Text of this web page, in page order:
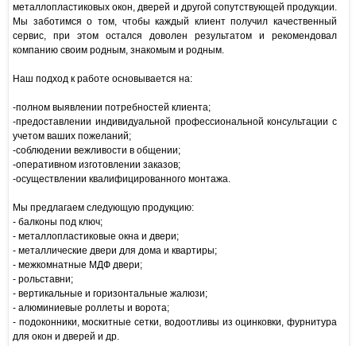
металлопластиковых окон, дверей и другой сопутствующей продукции.
Мы заботимся о том, чтобы каждый клиент получил качественный
сервис, при этом остался доволен результатом и рекомендовал
компанию своим родным, знакомым и родным.
Наш подход к работе основывается на:
-полном выявлении потребностей клиента;
-предоставлении индивидуальной профессиональной консультации с
учетом ваших пожеланий;
-соблюдении вежливости в общении;
-оперативном изготовлении заказов;
-осуществлении квалифицированного монтажа.
Мы предлагаем следующую продукцию:
- балконы под ключ;
- металлопластиковые окна и двери;
- металлические двери для дома и квартиры;
- межкомнатные МДФ двери;
- рольставни;
- вертикальные и горизонтальные жалюзи;
- алюминиевые роллеты и ворота;
- подоконники, москитные сетки, водоотливы из оцинковки, фурнитура
для окон и дверей и др.